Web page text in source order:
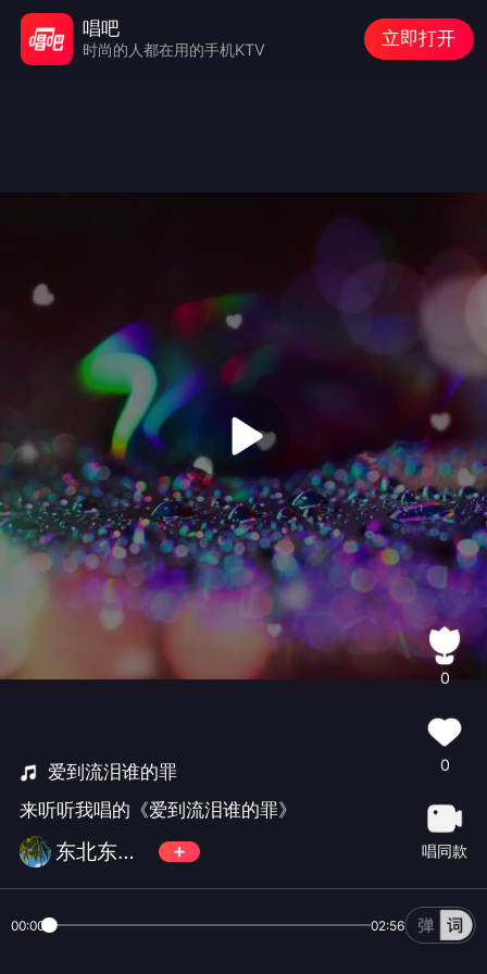
爱到流泪谁的罪
来听听我唱的《爱到流泪谁的罪》
东北东北☞☜
0
0
唱同款
00:00 02:56
唱吧
时尚的人都在用的手机KTV
立即打开